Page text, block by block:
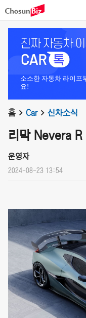
소소한 자동차 라이프
요!
홈 Car 신차소식
리막 Nevera
운영자
2024-08-23 13:54